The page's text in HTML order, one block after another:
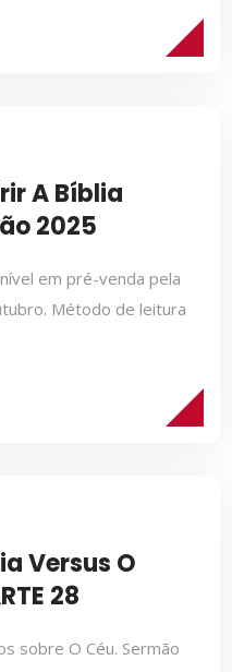
A Bíblia
2025
em pré-venda pela
Método de leitura
Versus O
28
sobre O Céu. Sermão